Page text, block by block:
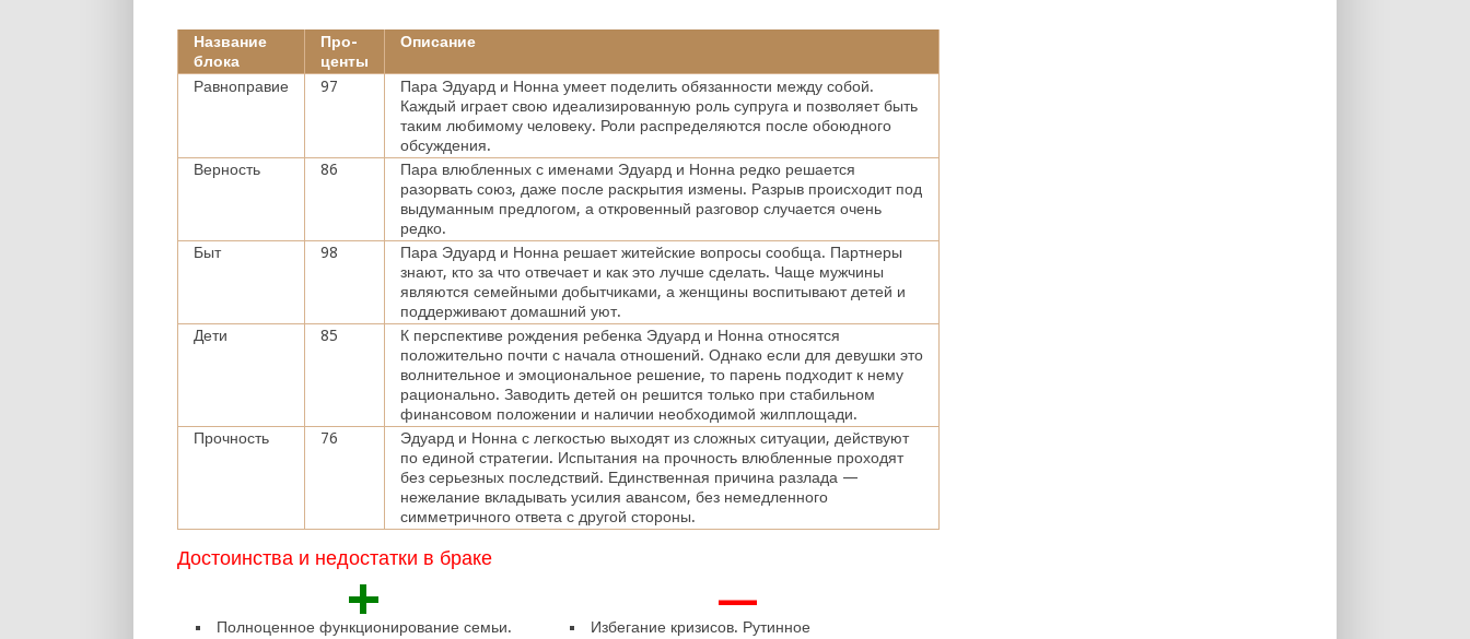
Название
блока
Про-
центы
Описание
Равноправие 97
Пара Эдуард и Нонна умеет поделить обязанности между собой.
Каждый играет свою идеализированную роль супруга и позволяет быть
таким любимому человеку. Роли распределяются после обоюдного
обсуждения.
Верность
86
Пара влюбленных с именами Эдуард и Нонна редко решается
разорвать союз, даже после раскрытия измены. Разрыв происходит под
выдуманным предлогом, а откровенный разговор случается очень
редко.
Быт
98
Пара Эдуард и Нонна решает житейские вопросы сообща. Партнеры
знают, кто за что отвечает и как это лучше сделать. Чаще мужчины
являются семейными добытчиками, а женщины воспитывают детей и
поддерживают домашний уют.
Дети
85
К перспективе рождения ребенка Эдуард и Нонна относятся
положительно почти с начала отношений. Однако если для девушки это
волнительное и эмоциональное решение, то парень подходит к нему
рационально. Заводить детей он решится только при стабильном
финансовом положении и наличии необходимой жилплощади.
Прочность
76
Эдуард и Нонна с легкостью выходят из сложных ситуации, действуют
по единой стратегии. Испытания на прочность влюбленные проходят
без серьезных последствий. Единственная причина разлада —
нежелание вкладывать усилия авансом, без немедленного
симметричного ответа с другой стороны.
Достоинства и недостатки в браке
+
Полноценное функционирование семьи.
—
Избегание кризисов. Рутинное